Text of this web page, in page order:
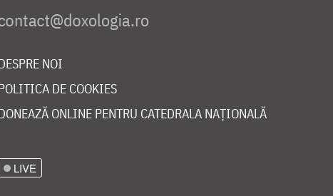
NOI
DE COOKIES
ONLINE PENTRU CATEDRALA NAȚIONALĂ
LIVE